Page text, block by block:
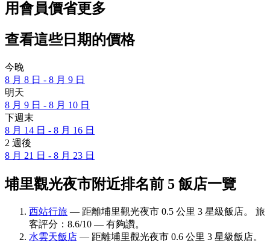
用會員價省更多
查看這些日期的價格
今晚
8 月 8 日 - 8 月 9 日
明天
8 月 9 日 - 8 月 10 日
下週末
8 月 14 日 - 8 月 16 日
2 週後
8 月 21 日 - 8 月 23 日
埔里觀光夜市附近排名前 5 飯店一覽
西站行旅 — 距離埔里觀光夜市 0.5 公里 3 星級飯店。 旅
客評分：8.6/10 — 有夠讚。
水雲天飯店 — 距離埔里觀光夜市 0.6 公里 3 星級飯店。